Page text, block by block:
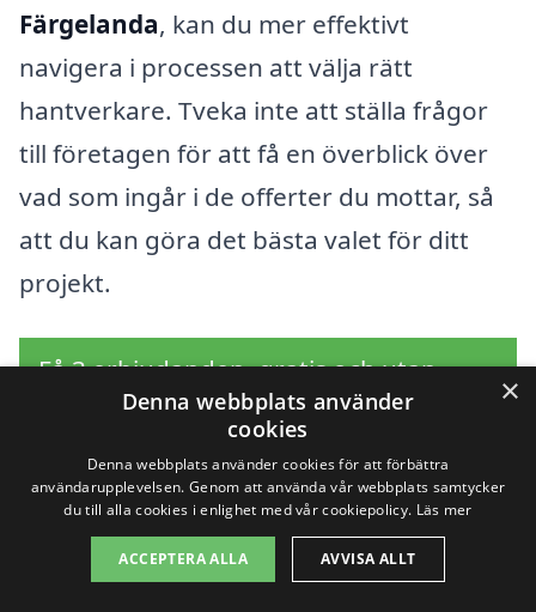
Färgelanda, kan du mer effektivt
navigera i processen att välja rätt
hantverkare. Tveka inte att ställa frågor
till företagen för att få en överblick över
vad som ingår i de offerter du mottar, så
att du kan göra det bästa valet för ditt
projekt.
Få 3 erbjudanden, gratis och utan
förpliktelser
Sök efter en
×
Denna webbplats använder
cookies
Denna webbplats använder cookies för att förbättra
användarupplevelsen. Genom att använda vår webbplats samtycker
du till alla cookies i enlighet med vår cookiepolicy. Läs mer
ACCEPTERA ALLA AVVISA ALLT